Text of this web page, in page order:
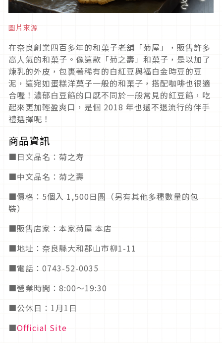
圖片來源
在奈良創業四百多年的和菓子老舖「菊屋」，販售許多
高人氣的和菓子。像這款「菊之壽」和菓子，是以加了
煉乳的外皮，包裹著稀有的白紅豆與福白金時豆的豆
泥，這宛如蛋糕洋菓子一般的和菓子，搭配咖啡也很適
合喔！濃郁白豆餡的口感不同於一般常見的紅豆餡，吃
起來更加輕盈爽口，是個 2018 年也還不退流行的伴手
禮選擇呢！
商品資訊
■日文品名：菊之寿
■中文品名：菊之壽
■價格：5個入 1,500日圓（另有其他多種數量的包
裝）
■販售店家：本家菊屋 本店
■地址：奈良縣大和郡山市柳1-11
■電話：0743-52-0035
■營業時間：8:00～19:30
■公休日：1月1日
■Official Site